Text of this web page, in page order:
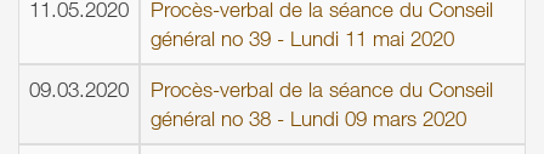
11.05.2020
Procès-verbal de la séance du Conseil
général no 39 - Lundi 11 mai 2020
09.03.2020
Procès-verbal de la séance du Conseil
général no 38 - Lundi 09 mars 2020